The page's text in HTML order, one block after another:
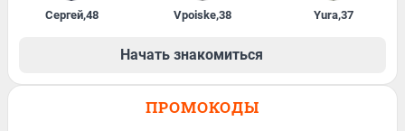
Сергей,48 Vpoiske,38 Yura,37
Начать знакомиться
ПРОМОКОДЫ